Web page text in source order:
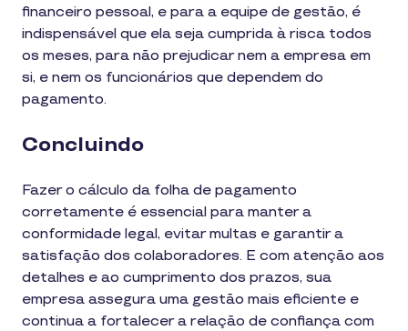
financeiro pessoal, e para a equipe de gestão, é
indispensável que ela seja cumprida à risca todos
os meses, para não prejudicar nem a empresa em
si, e nem os funcionários que dependem do
pagamento.
Concluindo
Fazer o cálculo da folha de pagamento
corretamente é essencial para manter a
conformidade legal, evitar multas e garantir a
satisfação dos colaboradores. E com atenção aos
detalhes e ao cumprimento dos prazos, sua
empresa assegura uma gestão mais eficiente e
continua a fortalecer a relação de confiança com